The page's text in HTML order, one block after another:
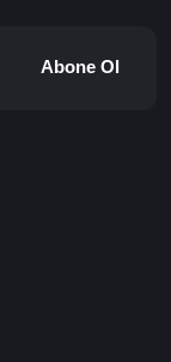
Abone Ol